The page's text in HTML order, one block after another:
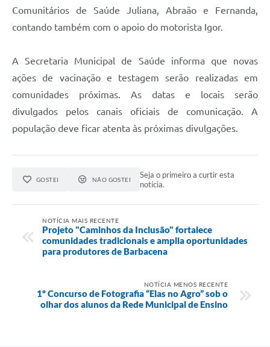
Comunitários de Saúde Juliana, Abraão e Fernanda,
contando também com o apoio do motorista Igor.
A Secretaria Municipal de Saúde informa que novas
ações de vacinação e testagem serão realizadas em
comunidades próximas. As datas e locais serão
divulgados pelos canais oficiais de comunicação. A
população deve ficar atenta às próximas divulgações.
GOSTEI NÃO GOSTEI
Seja o primeiro a curtir esta
notícia.
NOTÍCIA MAIS RECENTE
Projeto "Caminhos da Inclusão" fortalece
comunidades tradicionais e amplia oportunidades
para produtores de Barbacena
NOTÍCIA MENOS RECENTE
1º Concurso de Fotografia “Elas no Agro” sob o
olhar dos alunos da Rede Municipal de Ensino